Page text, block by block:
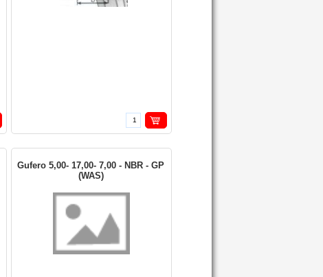
Gufero 5,00- 17,00- 7,00 - NBR - GP
(WAS)